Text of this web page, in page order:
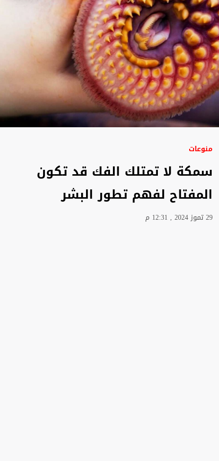
منوعات
سمكة لا تمتلك الفك قد تكون
المفتاح لفهم تطور البشر
29 تموز 2024 , 12:31 م